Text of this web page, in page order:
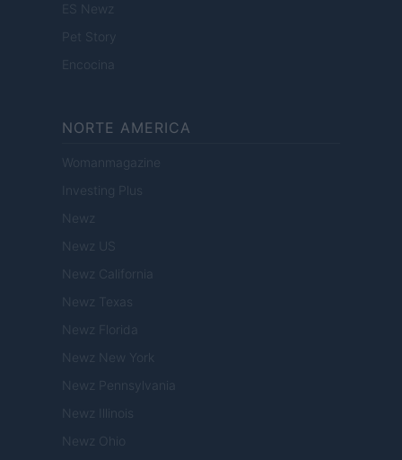
ES Newz
Pet Story
Encocina
NORTE AMERICA
Womanmagazine
Investing Plus
Newz
Newz US
Newz California
Newz Texas
Newz Florida
Newz New York
Newz Pennsylvania
Newz Illinois
Newz Ohio